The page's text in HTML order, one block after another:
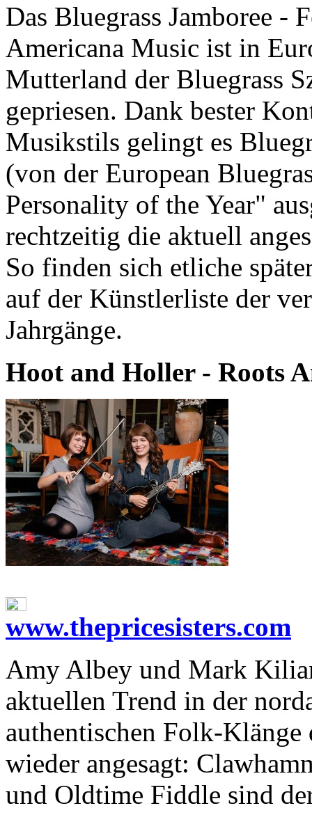
Das Bluegrass Jamboree -
Americana Music ist in
Mutterland der Bluegrass
gepriesen. Dank bester
Musikstils gelingt es
(von der European
Personality of the Year"
rechtzeitig die aktuell
So finden sich etliche
auf der Künstlerliste der
Jahrgänge.
Hoot and Holler - Roots
www.thepricesisters.com
Amy Albey und Mark
ak­tu­el­len Trend in der
au­then­ti­schen Folk-​Klän­ge
wie­der an­ge­sagt:
und Old­ti­me Fidd­le sind